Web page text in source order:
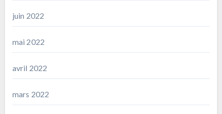
juin 2022
mai 2022
avril 2022
mars 2022